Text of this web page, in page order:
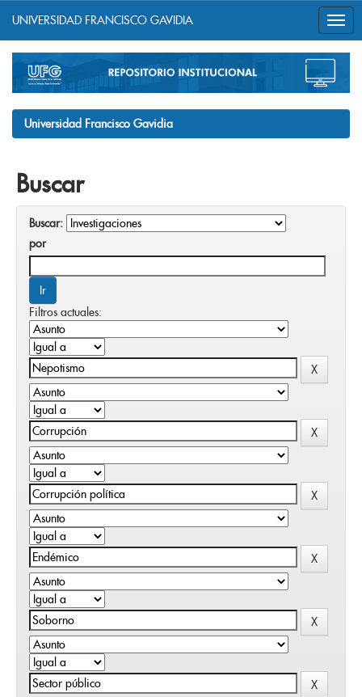
navigation
UNIVERSIDAD FRANCISCO GAVIDIA
Universidad Francisco Gavidia
Buscar
Buscar:
por
Filtros actuales: